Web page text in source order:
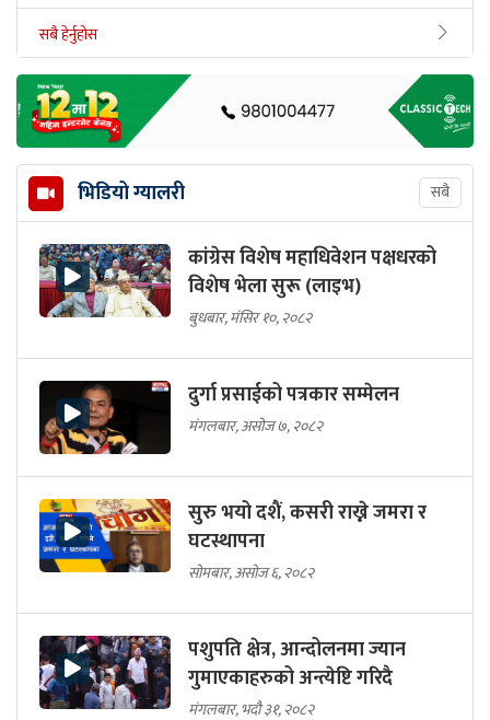
सबै हेर्नुहोस
भिडियो ग्यालरी सबै
कांग्रेस विशेष महाधिवेशन पक्षधरको
विशेष भेला सुरू (लाइभ)
बुधबार, मंसिर १०, २०८२
दुर्गा प्रसाईको पत्रकार सम्मेलन
मंगलबार, असोज ७, २०८२
सुरु भयो दशैं, कसरी राख्ने जमरा र
घटस्थापना
सोमबार, असोज ६, २०८२
पशुपति क्षेत्र, आन्दोलनमा ज्यान
गुमाएकाहरुको अन्त्येष्टि गरिदै
मंगलबार, भदौ ३१, २०८२